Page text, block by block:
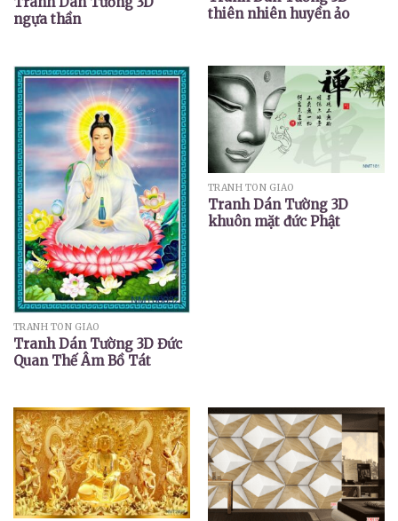
ngựa thần
thiên nhiên huyền ảo
TRANH TÔN GIÁO
Tranh Dán Tường 3D Đức
Quan Thế Âm Bồ Tát
TRANH TÔN GIÁO
Tranh Dán Tường 3D
khuôn mặt đức Phật